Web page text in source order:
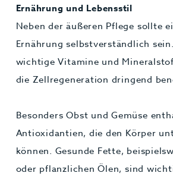
Ernährung und Lebensstil
Neben der äußeren Pflege sollte
Ernährung selbstverständlich
wichtige Vitamine und
die Zellregeneration dringend
Besonders Obst und Gemüse
Antioxidantien, die den Körper
können. Gesunde Fette,
oder pflanzlichen Ölen, sind